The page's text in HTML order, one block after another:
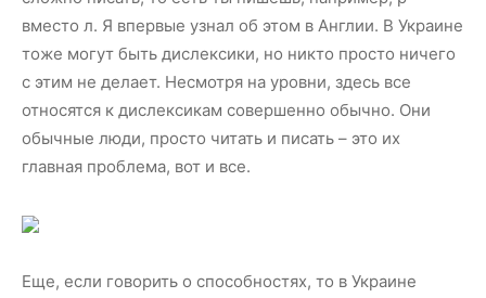
вместо л. Я впервые узнал об этом в Англии. В Украине
тоже могут быть дислексики, но никто просто ничего
с этим не делает. Несмотря на уровни, здесь все
относятся к дислексикам совершенно обычно. Они
обычные люди, просто читать и писать – это их
главная проблема, вот и все.
Еще, если говорить о способностях, то в Украине